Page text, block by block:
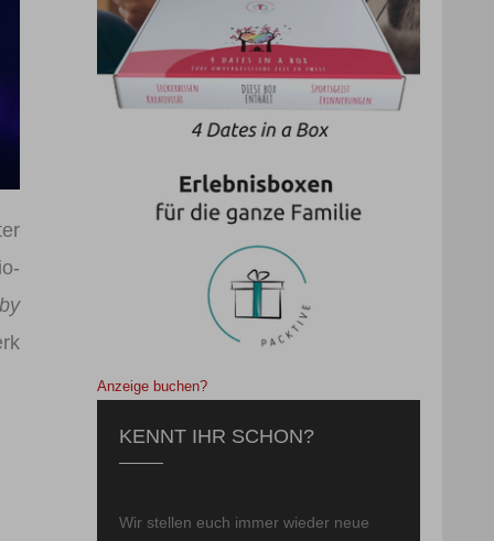
Anzeige buchen?
KENNT IHR SCHON?
Wir stellen euch immer wieder neue